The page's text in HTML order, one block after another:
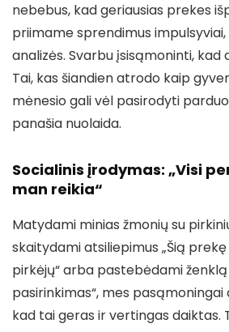
nebebus, kad geriausias prekes
priimame sprendimus
analizės. Svarbu įsisąmoninti, kad
Tai, kas šiandien atrodo kaip
mėnesio gali vėl pasirodyti
panašia nuolaida.
Socialinis įrodymas: „Visi
man reikia“
Matydami minias žmonių su
skaitydami atsiliepimus „Šią prekę
pirkėjų“ arba pastebėdami ženklą
pasirinkimas“, mes
kad tai geras ir vertingas daiktas.